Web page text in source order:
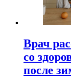
Врач
со
после